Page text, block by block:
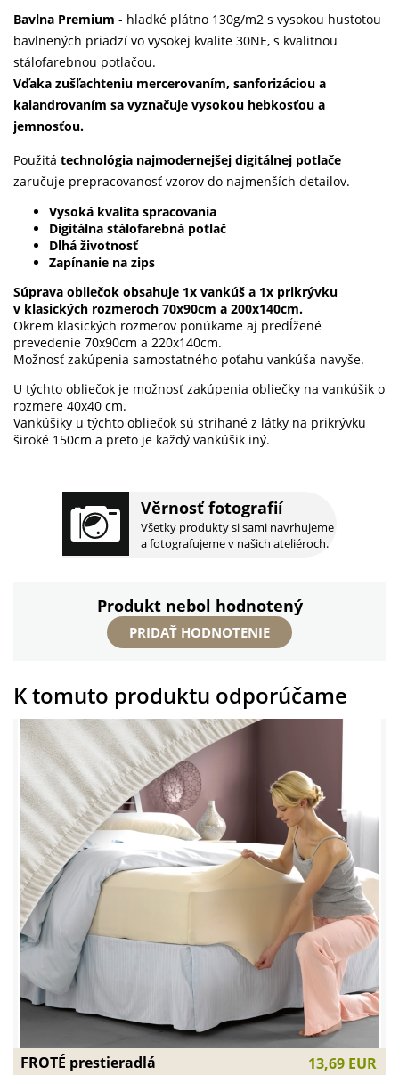
Věrnosť fotografií
Všetky produkty si sami navrhujeme
a fotografujeme v našich ateliéroch.
Bavlna Premium - hladké plátno 130g/m2 s vysokou hustotou
bavlnených priadzí vo vysokej kvalite 30NE, s kvalitnou
stálofarebnou potlačou.
Vďaka zušľachteniu mercerovaním, sanforizáciou a
kalandrovaním sa vyznačuje vysokou hebkosťou a
jemnosťou.
Použitá technológia najmodernejšej digitálnej potlače
zaručuje prepracovanosť vzorov do najmenších detailov.
Vysoká kvalita spracovania
Digitálna stálofarebná potlač
Dlhá životnosť
Zapínanie na zips
Súprava obliečok obsahuje 1x vankúš a 1x prikrývku
v klasických rozmeroch 70x90cm a 200x140cm.
Okrem klasických rozmerov ponúkame aj predĺžené
prevedenie 70x90cm a 220x140cm.
Možnosť zakúpenia samostatného poťahu vankúša navyše.
U týchto obliečok je možnosť zakúpenia obliečky na vankúšik o
rozmere 40x40 cm.
Vankúšiky u týchto obliečok sú strihané z látky na prikrývku
široké 150cm a preto je každý vankúšik iný.
Produkt nebol hodnotený
PRIDAŤ HODNOTENIE
FROTÉ prestieradlá 13,69 EUR
K tomuto produktu odporúčame